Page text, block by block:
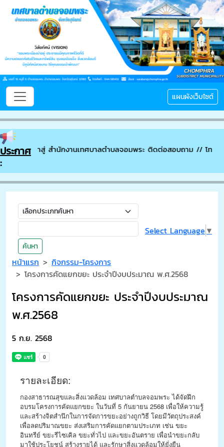
แผนผังเว็บไซต์
ประกาศ
:
อนรับเข้าสู่ สำนักงานเทศบาลตำบลจอมพระ ติดต่อสอบถาม // โทรศั
ค้นหา
Select Language ▼
หน้าแรก
กิจกรรม-โครงการ
โครงการคัดแยกขยะ ประจำปีงบประมาณ พ.ศ.2568
โครงการคัดแยกขยะ ประจำปีงบประมาณ
พ.ศ.2568
5 ก.ย. 2568
รายละเอียด:
กองสาธารณสุขและสิ่งแวดล้อม เทศบาลตำบลจอมพระ ได้จัดฝึก
อบรมโครงการคัดแยกขยะ ในวันที่ 5 กันยายน 2568 เพื่อให้ความรู้
และสร้างจิตสำนึกในการจัดการขยะอย่างถูกวิธี โดยมีวัตถุประสงค์
เพื่อลดปริมาณขยะ ส่งเสริมการคัดแยกตามประเภท เช่น ขยะ
อินทรีย์ ขยะรีไซเคิล ขยะทั่วไป และขยะอันตราย เพื่อนำขยะกลับ
มาใช้ประโยชน์ สร้างรายได้ และรักษาสิ่งแวดล้อมให้ยั่งยืน